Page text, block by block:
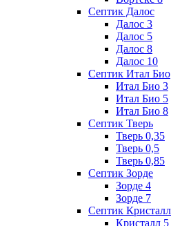
Септик Далос
Далос 3
Далос 5
Далос 8
Далос 10
Септик Итал Био
Итал Био 3
Итал Био 5
Итал Био 8
Септик Тверь
Тверь 0,35
Тверь 0,5
Тверь 0,85
Септик Зорде
Зорде 4
Зорде 7
Септик Кристалл
Кристалл 5